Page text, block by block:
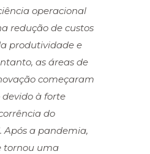
operacional
redução de custos
produtividade e
as áreas de
começaram
à forte
do
Após a pandemia,
tornou uma